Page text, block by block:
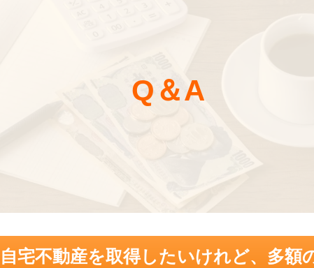
Q＆A
自宅不動産を取得したいけれど、多額